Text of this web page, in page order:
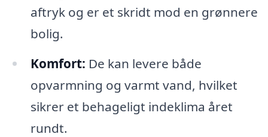
aftryk og er et skridt mod en grønnere
bolig.
Komfort: De kan levere både
opvarmning og varmt vand, hvilket
sikrer et behageligt indeklima året
rundt.